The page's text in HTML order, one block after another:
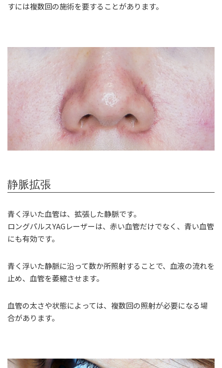
すには複数回の施術を要することがあります。
静脈拡張
青く浮いた血管は、拡張した静脈です。
ロングパルスYAGレーザーは、赤い血管だけでなく、青い血管
にも有効です。
青く浮いた静脈に沿って数か所照射することで、血液の流れを
止め、血管を萎縮させます。
血管の太さや状態によっては、複数回の照射が必要になる場
合があります。